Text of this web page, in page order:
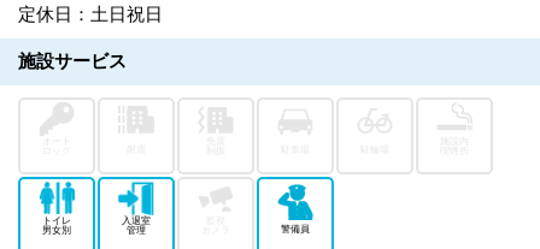
定休日：土日祝日
施設サービス
トイレ
男女別
入退室
管理
カメラ
警備員